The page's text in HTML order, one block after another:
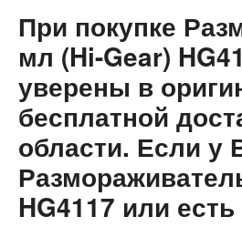
При покупке
мл (Hi-Gear)
уверены в
бесплатной
области. Если у
HG4117 или